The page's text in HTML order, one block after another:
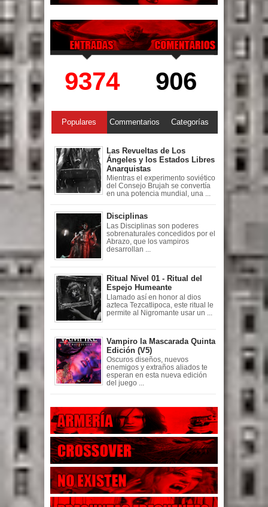
9374 906
Populares Commentarios Categorías
Las Revueltas de Los
Ángeles y los Estados Libres
Anarquistas
Mientras el experimento soviético
del Consejo Brujah se convertía
en una potencia mundial, una ...
Disciplinas
Las Disciplinas son poderes
sobrenaturales concedidos por el
Abrazo, que los vampiros
desarrollan ...
Ritual Nivel 01 - Ritual del
Espejo Humeante
Llamado así en honor al dios
azteca Tezcatlipoca, este ritual le
permite al Nigromante usar un ...
Vampiro la Mascarada Quinta
Edición (V5)
Oscuros diseños, nuevos
enemigos y extraños aliados te
esperan en esta nueva edición
del juego ...